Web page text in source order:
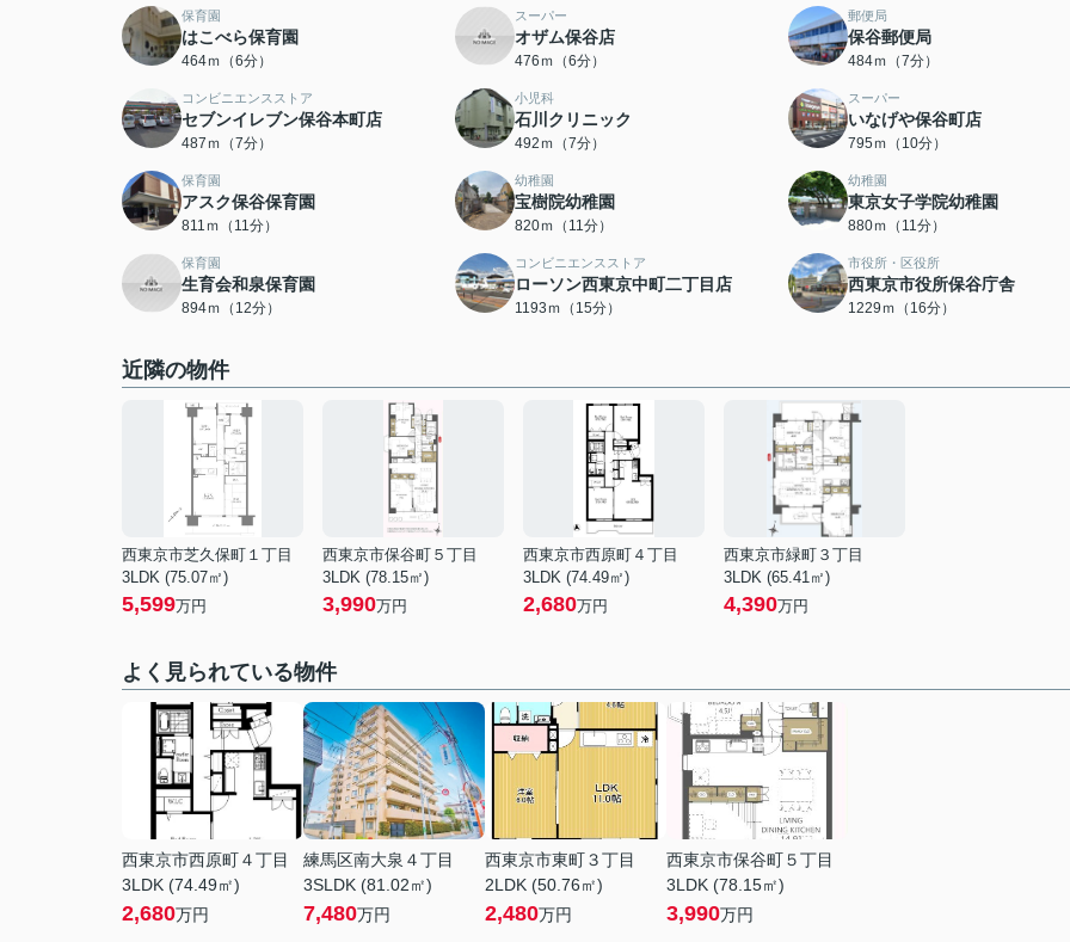
保育園
はこべら保育園
464ｍ（6分）
スーパー
オザム保谷店
476ｍ（6分）
郵便局
保谷郵便局
484ｍ（7分）
コンビニエンスストア
セブンイレブン保谷本町店
487ｍ（7分）
小児科
石川クリニック
492ｍ（7分）
スーパー
いなげや保谷町店
795ｍ（10分）
保育園
アスク保谷保育園
811ｍ（11分）
幼稚園
宝樹院幼稚園
820ｍ（11分）
幼稚園
東京女子学院幼稚園
880ｍ（11分）
保育園
生育会和泉保育園
894ｍ（12分）
コンビニエンスストア
ローソン西東京中町二丁目店
1193ｍ（15分）
市役所・区役所
西東京市役所保谷庁舎
1229ｍ（16分）
近隣の物件
西東京市芝久保町１丁目
3LDK (75.07㎡)
5,599万円
西東京市保谷町５丁目
3LDK (78.15㎡)
3,990万円
西東京市西原町４丁目
3LDK (74.49㎡)
2,680万円
西東京市緑町３丁目
3LDK (65.41㎡)
4,390万円
よく見られている物件
西東京市西原町４丁目
3LDK (74.49㎡)
2,680万円
練馬区南大泉４丁目
3SLDK (81.02㎡)
7,480万円
西東京市東町３丁目
2LDK (50.76㎡)
2,480万円
西東京市保谷町５丁目
3LDK (78.15㎡)
3,990万円